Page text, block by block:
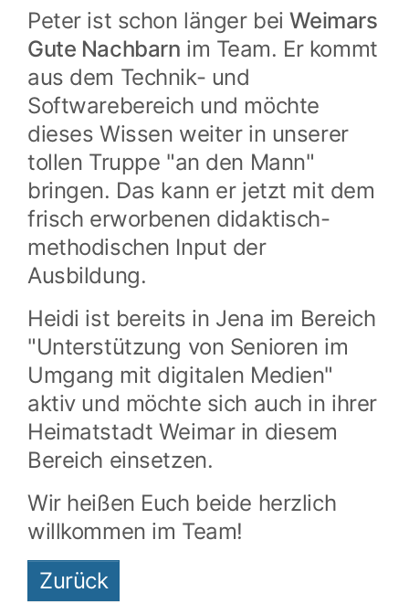
Peter ist schon länger beiWeimars
Gute Nachbarn im Team. Er kommt
aus dem Technik- und
Softwarebereich und möchte
dieses Wissen weiter in unserer
tollen Truppe "an den Mann"
bringen. Das kann er jetzt mit dem
frisch erworbenen didaktisch-
methodischen Input der
Ausbildung.
Heidi ist bereits in Jena im Bereich
"Unterstützung von Senioren im
Umgang mit digitalen Medien"
aktiv und möchte sich auch in ihrer
Heimatstadt Weimar in diesem
Bereich einsetzen.
Wir heißen Euch beide herzlich
willkommen im Team!
Zurück